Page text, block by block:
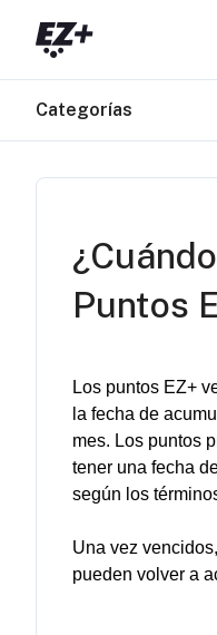
Categorías
Puntos
Los puntos EZ+
la fecha de
mes. Los puntos
tener una fecha
según los
Una vez vencidos,
pueden volver a